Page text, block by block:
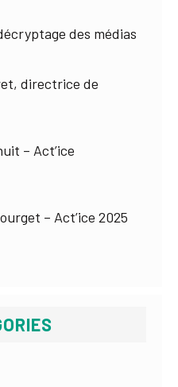
des médias
directrice de
– Act’ice
– Act’ice 2025